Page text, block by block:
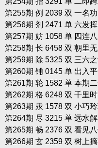
第255期 例 2039 双 一名
第256期 剂 2471 单 六发
第257期 妨 1058 单 四连
第258期 长 6458 双 朝里
第259期 除 5325 双 三六
第260期 铺 0145 单 出入
第261期 轮 1582 单 本期
第262期 格 6248 双 千里
第263期 汞 1578 双 小巧
第264期 尽 3215 单 远水
第265期 畅 2376 双 看见
第266期 玄 2359 双 树上